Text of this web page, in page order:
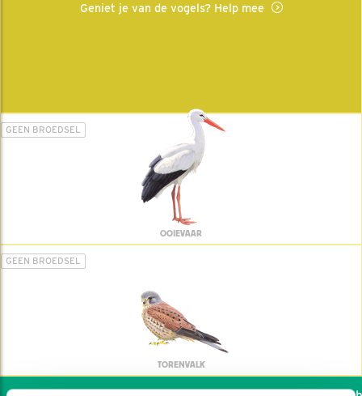
Geniet je van de vogels? Help mee
GEEN BROEDSEL
OOIEVAAR
GEEN BROEDSEL
TORENVALK